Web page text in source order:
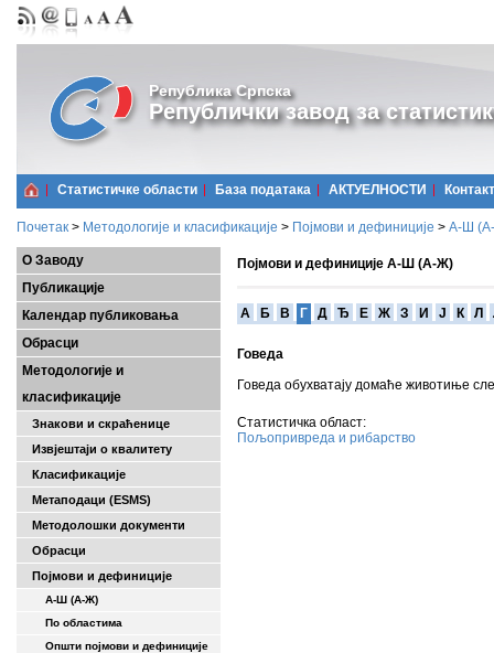
Република Српска
Републички завод за
Статистичке области Базa података АКТУЕЛНОСТИ Контакт
Почетак > Методологије и класификације > Појмови и дефиниције > А-Ш
О Заводу
Публикације
Календар публиковања
Обрасци
Методологије и
класификације
Знакови и скраћенице
Извјештаји о квалитету
Класификације
Метаподаци (ESMS)
Методолошки документи
Обрасци
Појмови и дефиниције
А-Ш (A-Ж)
По областима
Општи појмови и дефиниције
Појмови и дефиниције А-Ш (А-Ж)
A Б В Г Д Ђ Е Ж З И Ј К Л
Говеда
Говеда обухватају домаће животиње
Статистичка област:
Пољопривреда и рибарство